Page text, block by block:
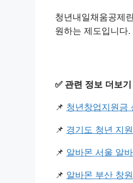
청년내일채움공제
원하는 제도입니다.
✅️ 관련 정보 더보기
📌 청년창업지원금
📌 경기도 청년 지
📌 알바몬 서울 알
📌 알바몬 부산 창